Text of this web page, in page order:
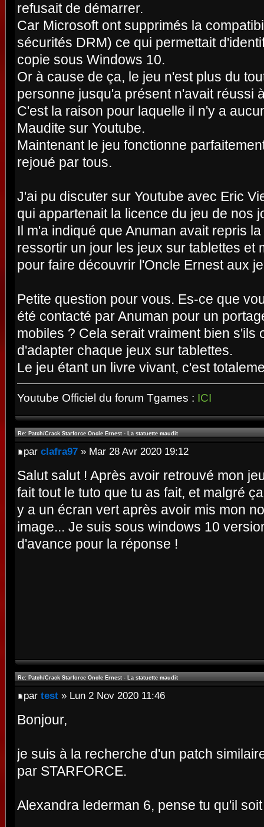
refusait de démarrer.
Car Microsoft ont supprimés la
sécurités DRM) ce qui permettait
copie sous Windows 10.
Or à cause de ça, le jeu n'est plus du
personne jusqu'a présent n'avait réussi
C'est la raison pour laquelle il n'y a
Maudite sur Youtube.
Maintenant le jeu fonctionne
rejoué par tous.
J'ai pu discuter sur Youtube avec Eric
qui appartenait la licence du jeu de nos
Il m'a indiqué que Anuman avait repris
ressortir un jour les jeux sur tablettes et
pour faire découvrir l'Oncle Ernest aux
Petite question pour vous. Es-ce que
été contacté par Anuman pour un
mobiles ? Cela serait vraiment bien s'ils
d'adapter chaque jeux sur tablettes.
Le jeu étant un livre vivant, c'est
Youtube Officiel du forum Tgames : ICI
Re: Patch/Crack Starforce Oncle Ernest - La statuette maudit
par clafra97 » Mar 28 Avr 2020 19:12
Salut salut ! Après avoir retrouvé mon
fait tout le tuto que tu as fait, et malgré
y a un écran vert après avoir mis mon
image... Je suis sous windows 10
d'avance pour la réponse !
Re: Patch/Crack Starforce Oncle Ernest - La statuette maudit
par test » Lun 2 Nov 2020 11:46
Bonjour,
je suis à la recherche d'un patch
par STARFORCE.
Alexandra lederman 6, pense tu qu'il